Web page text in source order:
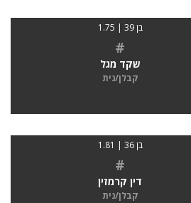
בן 39 | 1.75
#
שקד מגל
קבלן/נית
בן 36 | 1.81
#
דין קרמזין
קבלן/נית